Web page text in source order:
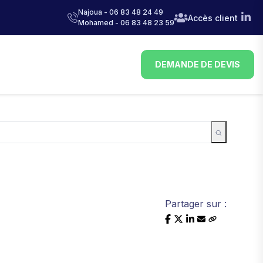
Najoua - 06 83 48 24 49
Mohamed - 06 83 48 23 59
Accès client
DEMANDE DE DEVIS
Partager sur :